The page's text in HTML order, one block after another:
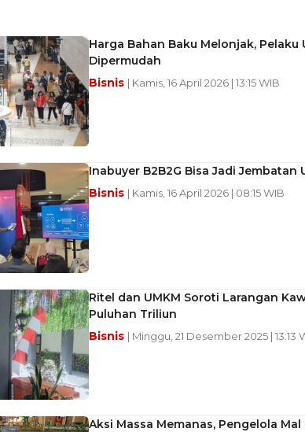
Harga Bahan Baku Melonjak, Pelaku
Dipermudah
Bisnis | Kamis, 16 April 2026 | 13:15 WIB
Inabuyer B2B2G Bisa Jadi Jembatan
Bisnis | Kamis, 16 April 2026 | 08:15 WIB
Ritel dan UMKM Soroti Larangan
Puluhan Triliun
Bisnis | Minggu, 21 Desember 2025 | 13:13
Aksi Massa Memanas, Pengelola